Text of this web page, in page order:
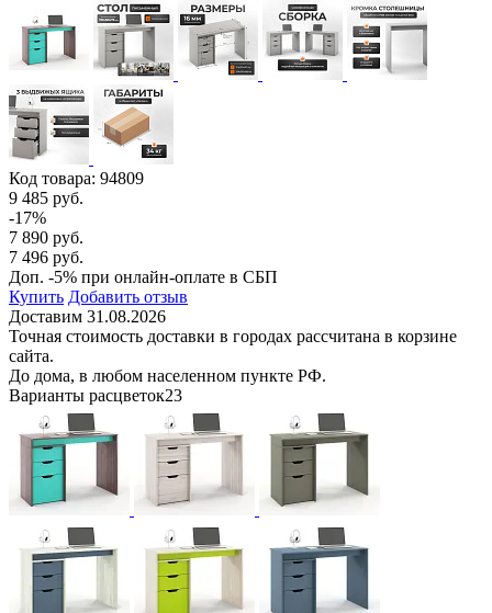
Код товара: 94809
9 485 руб.
-17%
7 890 руб.
7 496 руб.
Доп. -5% при онлайн-оплате в СБП
Купить Добавить отзыв
Доставим 31.08.2026
Точная стоимость доставки в городах рассчитана в корзине
сайта.
До дома, в любом населенном пункте РФ.
Варианты расцветок23